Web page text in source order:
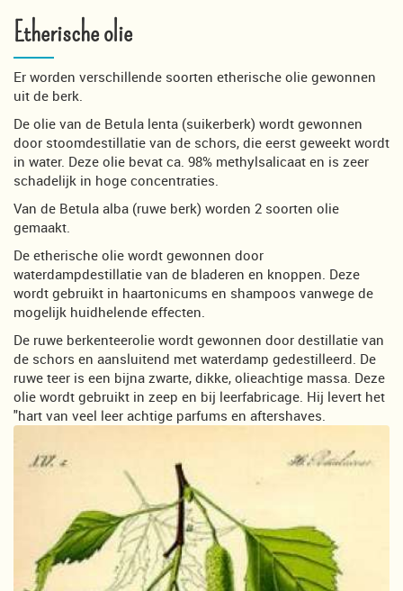
Etherische olie
Er worden verschillende soorten etherische olie gewonnen
uit de berk.
De olie van de Betula lenta (suikerberk) wordt gewonnen
door stoomdestillatie van de schors, die eerst geweekt wordt
in water. Deze olie bevat ca. 98% methylsalicaat en is zeer
schadelijk in hoge concentraties.
Van de Betula alba (ruwe berk) worden 2 soorten olie
gemaakt.
De etherische olie wordt gewonnen door
waterdampdestillatie van de bladeren en knoppen. Deze
wordt gebruikt in haartonicums en shampoos vanwege de
mogelijk huidhelende effecten.
De ruwe berkenteerolie wordt gewonnen door destillatie van
de schors en aansluitend met waterdamp gedestilleerd. De
ruwe teer is een bijna zwarte, dikke, olieachtige massa. Deze
olie wordt gebruikt in zeep en bij leerfabricage. Hij levert het
"hart van veel leer achtige parfums en aftershaves.